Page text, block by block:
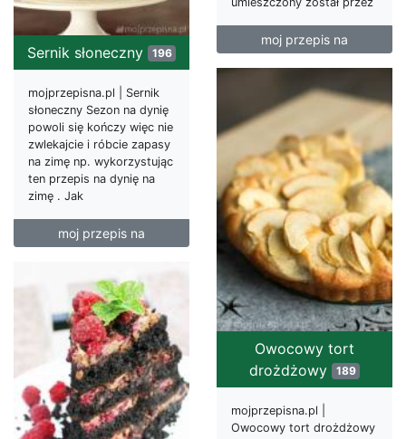
moj przepis na
Sernik słoneczny 196
mojprzepisna.pl | Sernik
słoneczny Sezon na dynię
powoli się kończy więc nie
zwlekajcie i róbcie zapasy
na zimę np. wykorzystując
ten przepis na dynię na
zimę . Jak
moj przepis na
Owocowy tort
drożdżowy
189
mojprzepisna.pl |
Owocowy tort drożdżowy